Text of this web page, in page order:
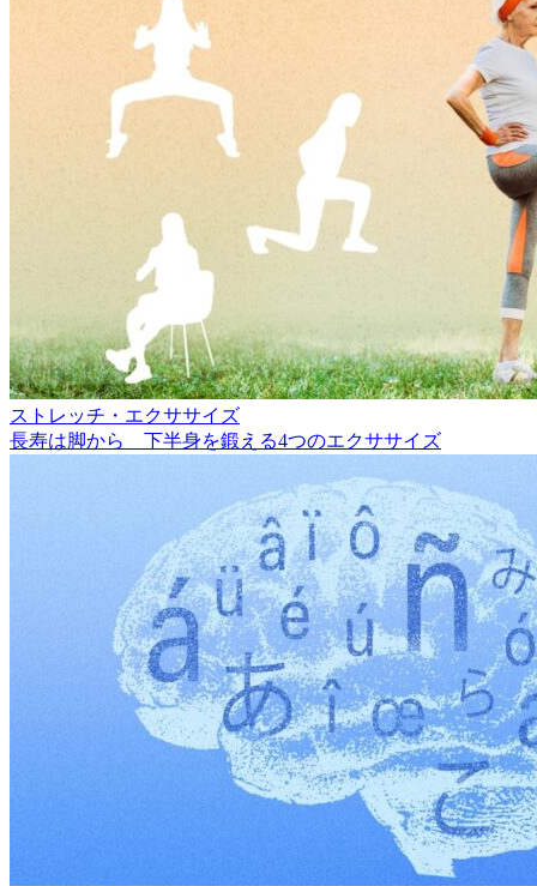
ストレッチ・エクササイズ
長寿は脚から 下半身を鍛える4つのエクササイズ